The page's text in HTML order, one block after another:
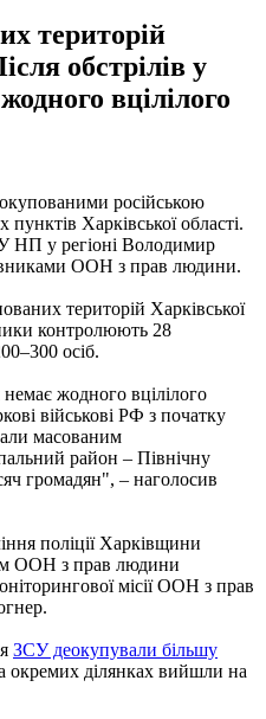
територій
обстрілів у
вцілілого
російською
Харківської області.
НП у регіоні Володимир
ООН з прав людини.
територій Харківської
контролюють 28
осіб.
немає жодного вцілілого
військові РФ з початку
масованим
район – Північну
громадян", – наголосив
поліції Харківщини
ООН з прав людини
місії ООН з прав
ЗСУ деокупували більшу
окремих ділянках вийшли на